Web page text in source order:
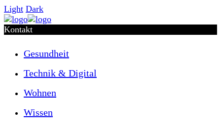
Light Dark
Kontakt
Gesundheit
Technik & Digital
Wohnen
Wissen